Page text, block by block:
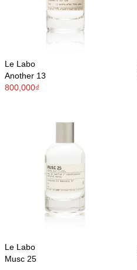
Le Labo
Another 13
800,000₫
Le Labo
Musc 25